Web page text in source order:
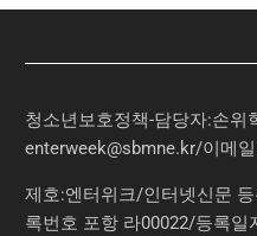
청소년보호정책-담당자:손위
enterweek@sbmne.kr/이메
제호:엔터위크/인터넷신문
록번호 포항 라00022/등록일